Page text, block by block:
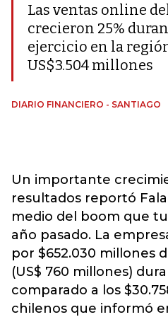
Las ventas online
crecieron 25%
ejercicio en la
US$3.504 millones
DIARIO FINANCIERO - SANTIAGO
Un importante
resultados reportó
medio del boom que
año pasado. La
por $652.030 millones
(US$ 760 millones)
comparado a los
chilenos que informó